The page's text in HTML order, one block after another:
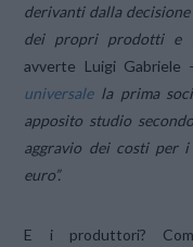
derivanti dalla
dei propri prodotti e
avverte Luigi Gabriele
universalela prima
apposito studio
aggravio dei costi per
euro”.
E i produttori?